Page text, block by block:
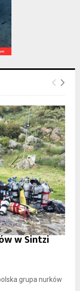
w Sintzi
grupa nurków